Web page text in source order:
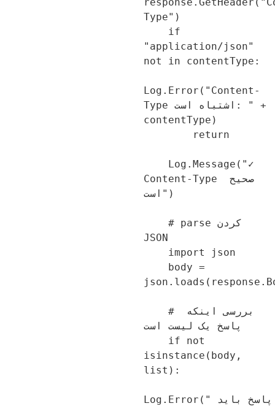
Type")
    if
"application/json"
not in contentType:
Log.Error("Content-
Type اشتباه است: " +
contentType)
        return
    Log.Message("✓
Content-Type صحیح
است")
    # parse کردن
JSON
    import json
    body =
    # بررسی اینکه
پاسخ یک لیست است
    if not
isinstance(body,
list):
Log.Error("پاسخ باید